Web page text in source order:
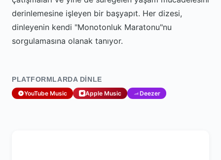
derinlemesine işleyen bir başyapıt. Her dizesi,
dinleyenin kendi "Monotonluk Maratonu"nu
sorgulamasına olanak tanıyor.
PLATFORMLARDA DINLE
YouTube Music Apple Music Deezer